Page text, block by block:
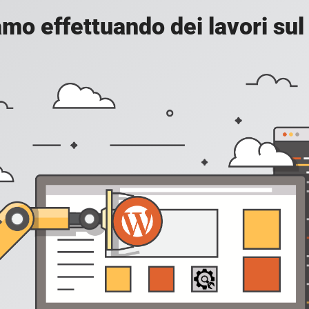
effettuando dei lavori